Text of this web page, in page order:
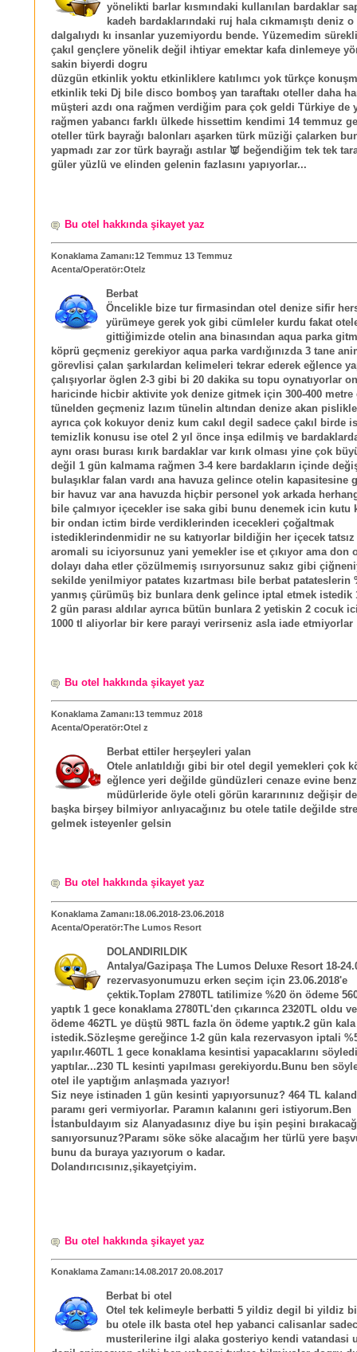
yönelikti barlar kısmındaki kullanılan bardaklar
kadeh bardaklarındaki ruj hala cıkmamıştı deniz o
dalgalıydı kı insanlar yuzemiyordu bende. Yüzemedim
çakıl gençlere yönelik değil ihtiyar emektar kafa dinlemeye
sakin biyerdi dogru
düzgün etkinlik yoktu etkinliklere katılımcı yok türkçe
etkinlik teki Dj bile disco bomboş yan taraftakı oteller daha
müşteri azdı ona rağmen verdiğim para çok geldi Türkiye de
rağmen yabancı farklı ülkede hissettim kendimi 14 temmuz
oteller türk bayrağı balonları aşarken türk müziği çalarken
yapmadı zar zor türk bayrağı astılar 👿 beğendiğim tek tek
güler yüzlü ve elinden gelenin fazlasını yapıyorlar...
Bu otel hakkında şikayet yaz
Konaklama Zamanı:12 Temmuz 13 Temmuz
Acenta/Operatör:Otelz
Berbat
Öncelikle bize tur firmasindan otel denize sifir
yürümeye gerek yok gibi cümleler kurdu fakat
gittiğimizde otelin ana binasından aqua parka
köprü geçmeniz gerekiyor aqua parka vardığınızda 3 tane
görevlisi çalan şarkılardan kelimeleri tekrar ederek eğlence
çalışıyorlar öglen 2-3 gibi bi 20 dakika su topu oynatıyorlar
haricinde hicbir aktivite yok denize gitmek için 300-400
tünelden geçmeniz lazım tünelin altından denize akan
ayrıca çok kokuyor deniz kum cakıl degil sadece çakıl birde
temizlik konusu ise otel 2 yıl önce inşa edilmiş ve
aynı orası burası kırık bardaklar var kırık olması yine çok
değil 1 gün kalmama rağmen 3-4 kere bardakların içinde
bulaşıklar falan vardı ana havuza gelince otelin kapasitesine
bir havuz var ana havuzda hiçbir personel yok arkada
bile çalmıyor içecekler ise saka gibi bunu denemek icin kutu
bir ondan ictim birde verdiklerinden icecekleri çoğaltmak
istediklerindenmidir ne su katıyorlar bildiğin her içecek
aromali su iciyorsunuz yani yemekler ise et çıkıyor ama don
dolayı daha etler çözülmemiş ısırıyorsunuz sakız gibi
sekilde yenilmiyor patates kızartması bile berbat patateslerin
yanmış çürümüş biz bunlara denk gelince iptal etmek istedik
2 gün parası aldılar ayrıca bütün bunlara 2 yetiskin 2 cocuk
1000 tl aliyorlar bir kere parayi verirseniz asla iade etmiyorlar
Bu otel hakkında şikayet yaz
Konaklama Zamanı:13 temmuz 2018
Acenta/Operatör:Otel z
Berbat ettiler herşeyleri yalan
Otele anlatıldığı gibi bir otel degil yemekleri çok
eğlence yeri değilde gündüzleri cenaze evine
müdürleride öyle oteli görün kararınınız değişir
başka birşey bilmiyor anlıyacağınız bu otele tatile değilde
gelmek isteyenler gelsin
Bu otel hakkında şikayet yaz
Konaklama Zamanı:18.06.2018-23.06.2018
Acenta/Operatör:The Lumos Resort
DOLANDIRILDIK
Antalya/Gazipaşa The Lumos Deluxe Resort 18-
rezervasyonumuzu erken seçim için 23.06.2018'e
çektik.Toplam 2780TL tatilimize %20 ön ödeme
yaptık 1 gece konaklama 2780TL'den çıkarınca 2320TL oldu
ödeme 462TL ye düştü 98TL fazla ön ödeme yaptık.2 gün
istedik.Sözleşme gereğince 1-2 gün kala rezervasyon iptali
yapılır.460TL 1 gece konaklama kesintisi yapacaklarını
yaptılar...230 TL kesinti yapılması gerekiyordu.Bunu ben
otel ile yaptığım anlaşmada yazıyor!
Siz neye istinaden 1 gün kesinti yapıyorsunuz? 464 TL
paramı geri vermiyorlar. Paramın kalanını geri istiyorum.Ben
İstanbuldayım siz Alanyadasınız diye bu işin peşini
sanıyorsunuz?Paramı söke söke alacağım her türlü yere
bunu da buraya yazıyorum o kadar.
Dolandırıcısınız,şikayetçiyim.
Bu otel hakkında şikayet yaz
Konaklama Zamanı:14.08.2017 20.08.2017
Berbat bi otel
Otel tek kelimeyle berbatti 5 yildiz degil bi yildiz
bu otele ilk basta otel hep yabanci calisanlar
musterilerine ilgi alaka gosteriyo kendi vatandasi